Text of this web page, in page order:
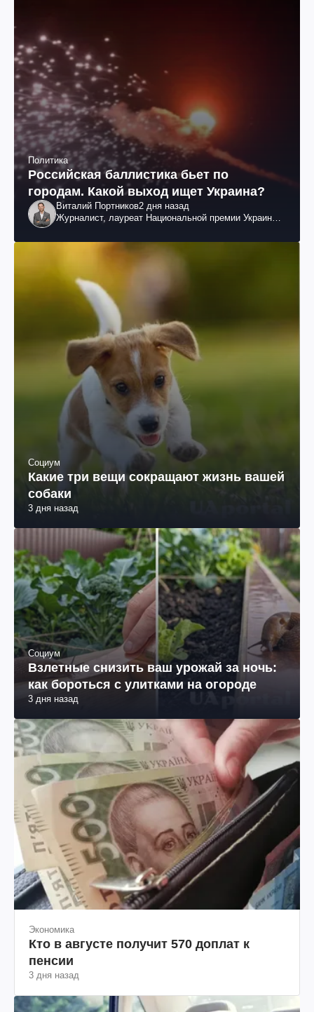
Политика
Российская баллистика бьет по
городам. Какой выход ищет Украина?
Виталий Портников2 дня назад
Журналист, лауреат Национальной премии Украины
Социум
Какие три вещи сокращают жизнь вашей
собаки
3 дня назад
Социум
Взлетные снизить ваш урожай за ночь:
как бороться с улитками на огороде
3 дня назад
Экономика
Кто в августе получит 570 доплат к
пенсии
3 дня назад